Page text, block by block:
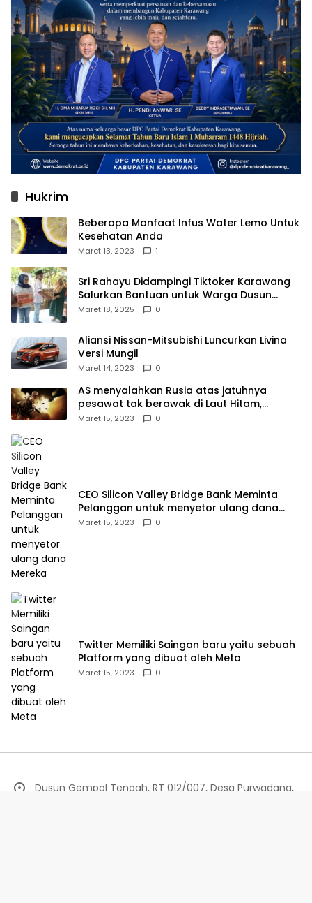
Hukrim
Beberapa Manfaat Infus Water Lemo Untuk
Kesehatan Anda
Maret 13, 2023 1
Sri Rahayu Didampingi Tiktoker Karawang
Salurkan Bantuan untuk Warga Dusun
Kampek Desa Karangligar
Maret 18, 2025 0
Aliansi Nissan-Mitsubishi Luncurkan Livina
Versi Mungil
Maret 14, 2023 0
AS menyalahkan Rusia atas jatuhnya
pesawat tak berawak di Laut Hitam,
Moskow menyangkal
Maret 15, 2023 0
CEO Silicon Valley Bridge Bank Meminta
Pelanggan untuk menyetor ulang dana
Mereka
Maret 15, 2023 0
Twitter Memiliki Saingan baru yaitu sebuah
Platform yang dibuat oleh Meta
Maret 15, 2023 0
Dusun Gempol Tengah, RT 012/007, Desa Purwadana,